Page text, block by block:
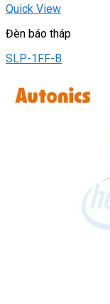
Quick View
Đèn báo tháp
SLP-1FF-B